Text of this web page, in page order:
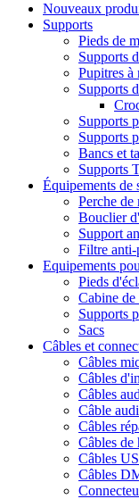
Nouveaux
Supports
Pieds de
Supports
Pupitres à
Supports
Supports
Supports
Bancs et
Supports
Équipements de
Perche de
Bouclier
Support
Filtre anti-
Equipements
Pieds
Cabine de
Supports
Sacs
Câbles et
Câbles
Câbles
Câbles
Câble
Câbles
Câbles de
Câbles
Câbles